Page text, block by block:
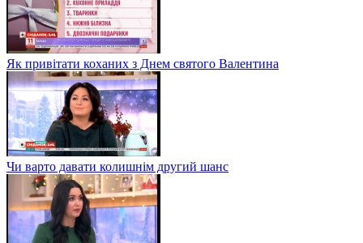
Як привітати коханих з Днем святого Валентина
Чи варто давати колишнім другий шанс